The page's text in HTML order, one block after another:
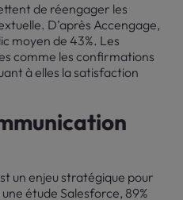
de réengager les
D’après Accengage,
moyen de 43%. Les
comme les confirmations
à elles la satisfaction
un enjeu stratégique pour
étude Salesforce, 89%